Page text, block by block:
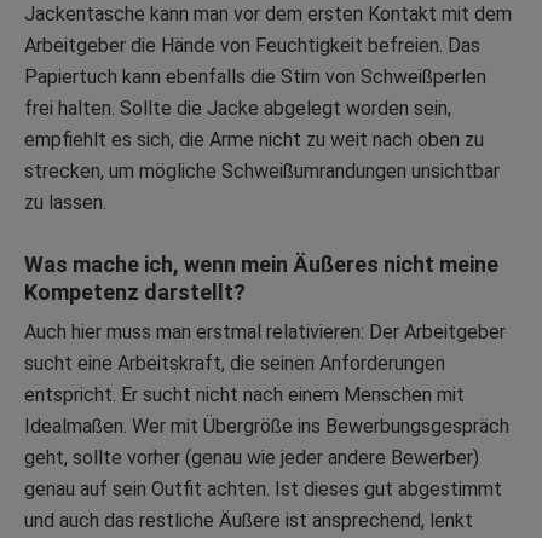
Jackentasche kann man vor dem ersten Kontakt mit dem
Arbeitgeber die Hände von Feuchtigkeit befreien. Das
Papiertuch kann ebenfalls die Stirn von Schweißperlen
frei halten. Sollte die Jacke abgelegt worden sein,
empfiehlt es sich, die Arme nicht zu weit nach oben zu
strecken, um mögliche Schweißumrandungen unsichtbar
zu lassen.
Was mache ich, wenn mein Äußeres nicht meine
Kompetenz darstellt?
Auch hier muss man erstmal relativieren: Der Arbeitgeber
sucht eine Arbeitskraft, die seinen Anforderungen
entspricht. Er sucht nicht nach einem Menschen mit
Idealmaßen. Wer mit Übergröße ins Bewerbungsgespräch
geht, sollte vorher (genau wie jeder andere Bewerber)
genau auf sein Outfit achten. Ist dieses gut abgestimmt
und auch das restliche Äußere ist ansprechend, lenkt